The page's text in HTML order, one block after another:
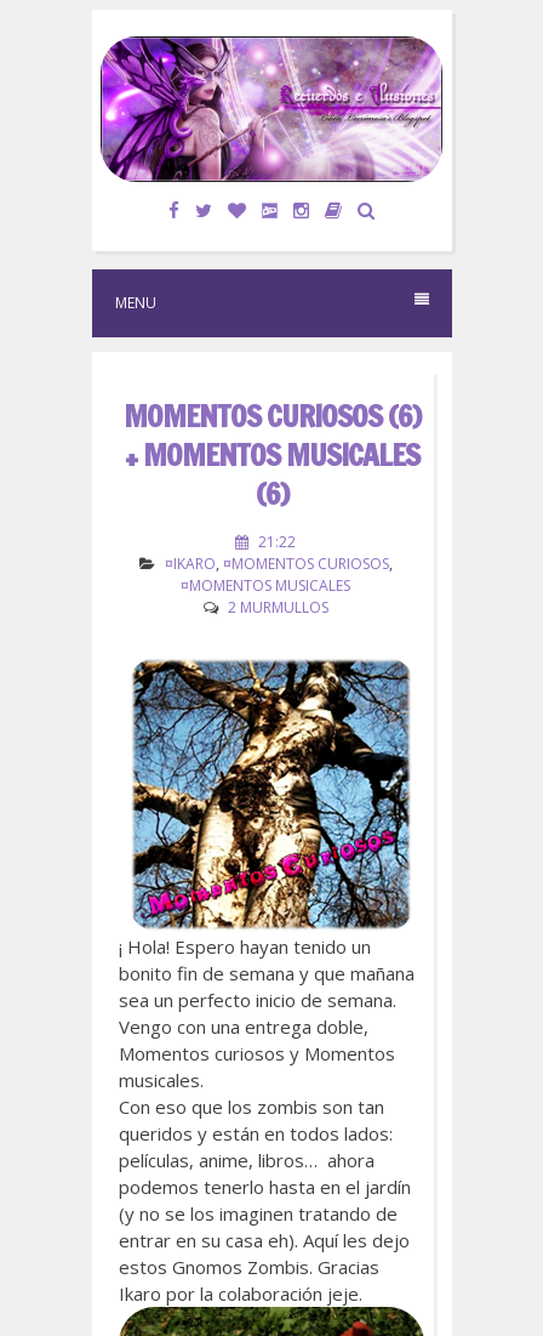
p
o
t
MENU
MOMENTOS CURIOSOS (6)
+ MOMENTOS MUSICALES
(6)
21:22
¤IKARO, ¤MOMENTOS CURIOSOS,
¤MOMENTOS MUSICALES
2 MURMULLOS
¡ Hola! Espero hayan tenido un
bonito fin de semana y que mañana
sea un perfecto inicio de semana.
Vengo con una entrega doble,
Momentos curiosos y Momentos
musicales.
Con eso que los zombis son tan
queridos y están en todos lados:
películas, anime, libros… ahora
podemos tenerlo hasta en el jardín
(y no se los imaginen tratando de
entrar en su casa eh). Aquí les dejo
estos Gnomos Zombis. Gracias
Ikaro por la colaboración jeje.